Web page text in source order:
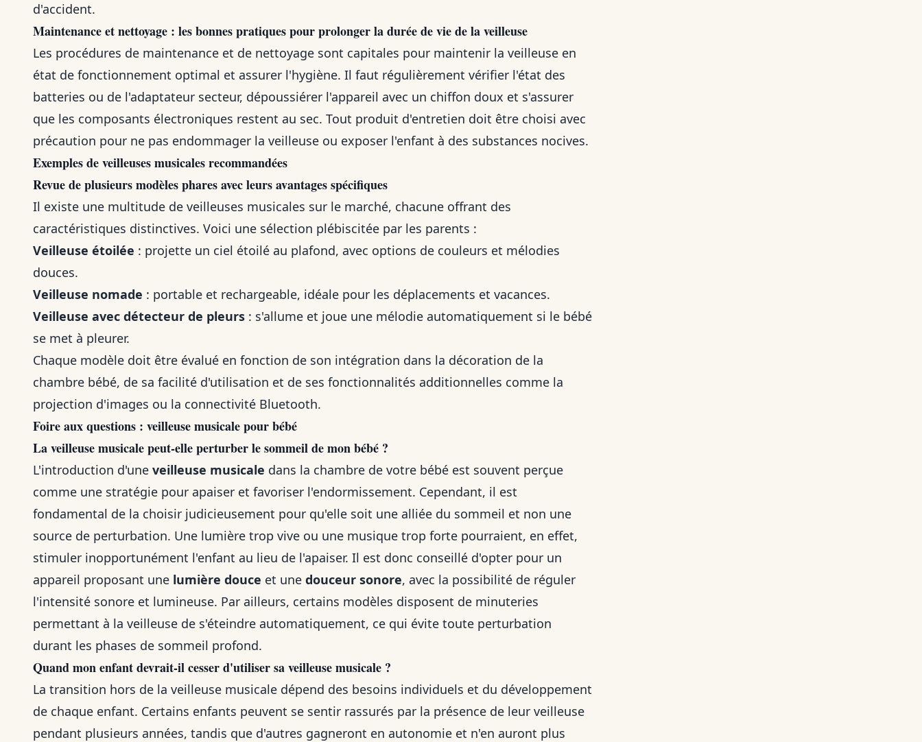
d'accident.
Maintenance et nettoyage : les bonnes pratiques pour prolonger la durée de vie de la veilleuse
Les procédures de maintenance et de nettoyage sont capitales pour maintenir la veilleuse en
état de fonctionnement optimal et assurer l'hygiène. Il faut régulièrement vérifier l'état des
batteries ou de l'adaptateur secteur, dépoussiérer l'appareil avec un chiffon doux et s'assurer
que les composants électroniques restent au sec. Tout produit d'entretien doit être choisi avec
précaution pour ne pas endommager la veilleuse ou exposer l'enfant à des substances nocives.
Exemples de veilleuses musicales recommandées
Revue de plusieurs modèles phares avec leurs avantages spécifiques
Il existe une multitude de veilleuses musicales sur le marché, chacune offrant des
caractéristiques distinctives. Voici une sélection plébiscitée par les parents :
Veilleuse étoilée : projette un ciel étoilé au plafond, avec options de couleurs et mélodies
douces.
Veilleuse nomade : portable et rechargeable, idéale pour les déplacements et vacances.
Veilleuse avec détecteur de pleurs : s'allume et joue une mélodie automatiquement si le bébé
se met à pleurer.
Chaque modèle doit être évalué en fonction de son intégration dans la décoration de la
chambre bébé, de sa facilité d'utilisation et de ses fonctionnalités additionnelles comme la
projection d'images ou la connectivité Bluetooth.
Foire aux questions : veilleuse musicale pour bébé
La veilleuse musicale peut-elle perturber le sommeil de mon bébé ?
L'introduction d'une veilleuse musicale dans la chambre de votre bébé est souvent perçue
comme une stratégie pour apaiser et favoriser l'endormissement. Cependant, il est
fondamental de la choisir judicieusement pour qu'elle soit une alliée du sommeil et non une
source de perturbation. Une lumière trop vive ou une musique trop forte pourraient, en effet,
stimuler inopportunément l'enfant au lieu de l'apaiser. Il est donc conseillé d'opter pour un
appareil proposant une lumière douce et une douceur sonore, avec la possibilité de réguler
l'intensité sonore et lumineuse. Par ailleurs, certains modèles disposent de minuteries
permettant à la veilleuse de s'éteindre automatiquement, ce qui évite toute perturbation
durant les phases de sommeil profond.
Quand mon enfant devrait-il cesser d'utiliser sa veilleuse musicale ?
La transition hors de la veilleuse musicale dépend des besoins individuels et du développement
de chaque enfant. Certains enfants peuvent se sentir rassurés par la présence de leur veilleuse
pendant plusieurs années, tandis que d'autres gagneront en autonomie et n'en auront plus